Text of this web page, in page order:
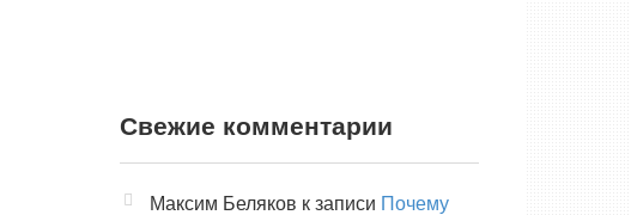
Свежие комментарии
Максим Беляков к записи Почему